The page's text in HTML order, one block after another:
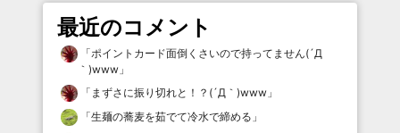
最近のコメント
「ポイントカード面倒くさいので持ってません(´Д
｀)www 」
「 まずさに振り切れと！？(´Д｀)www 」
「生麺の蕎麦を茹でて冷水で締める 」